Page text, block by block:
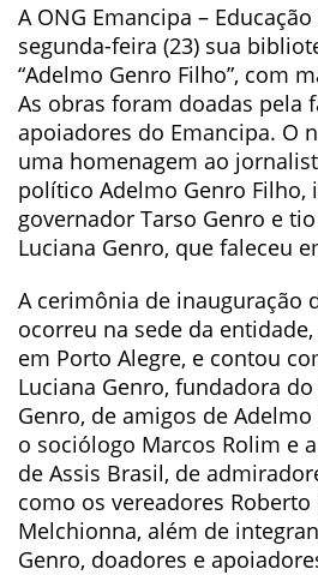
A ONG Emancipa –
segunda-feira (23) sua
“Adelmo Genro Filho”, com
As obras foram doadas pela
apoiadores do Emancipa. O
uma homenagem ao
político Adelmo Genro Filho,
governador Tarso Genro e
Luciana Genro, que faleceu
A cerimônia de inauguração
ocorreu na sede da
em Porto Alegre, e contou
Luciana Genro, fundadora
Genro, de amigos de
o sociólogo Marcos Rolim e
de Assis Brasil, de
como os vereadores Roberto
Melchionna, além de
Genro, doadores e